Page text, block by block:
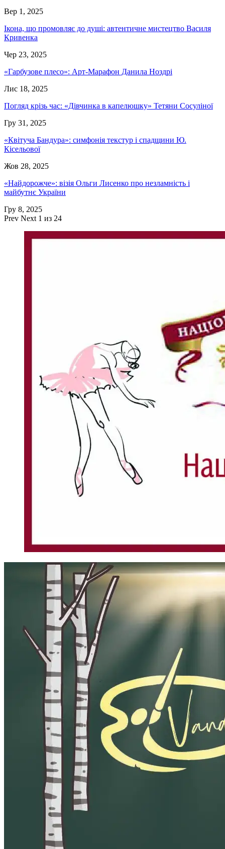
Вер 1, 2025
Ікона, що промовляє до душі: автентичне мистецтво Василя
Кривенка
Чер 23, 2025
«Гарбузове плесо»: Арт-Марафон Данила Ноздрі
Лис 18, 2025
Погляд крізь час: «Дівчинка в капелюшку» Тетяни Сосуліної
Гру 31, 2025
«Квітуча Бандура»: симфонія текстур і спадщини Ю.
Кісельової
Жов 28, 2025
«Найдорожче»: візія Ольги Лисенко про незламність і
майбутнє України
Гру 8, 2025
Prev Next 1 из 24